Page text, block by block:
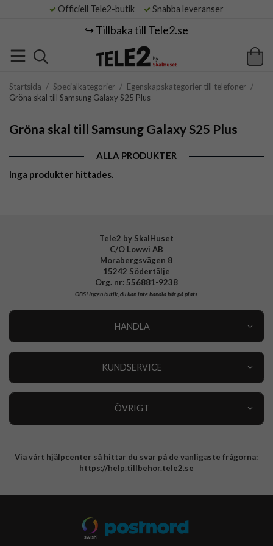
Officiell Tele2-butik Snabba leveranser
↪️ Tillbaka till Tele2.se
Startsida / Specialkategorier / Egenskapskategorier till telefoner /
Gröna skal till Samsung Galaxy S25 Plus
Gröna skal till Samsung Galaxy S25 Plus
ALLA PRODUKTER
Inga produkter hittades.
Tele2 by SkalHuset
C/O Lowwi AB
Morabergsvägen 8
15242 Södertälje
Org. nr: 556881-9238
OBS!Ingen butik, du kan inte handla här på plats
HANDLA
KUNDSERVICE
ÖVRIGT
Integritetspolicy
Via vårt hjälpcenter så hittar du svar på de vanligaste frågorna:
https://help.tillbehor.tele2.se